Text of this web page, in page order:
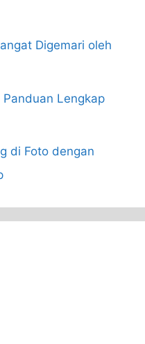
Digemari oleh
Panduan Lengkap
di Foto dengan